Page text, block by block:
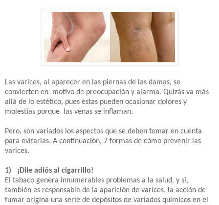
Las varices, al aparecer en las piernas de las damas, se
convierten en motivo de preocupación y alarma. Quizás va más
allá de lo estético, pues éstas pueden ocasionar dolores y
molestias porque las venas se inflaman.
Pero, son variados los aspectos que se deben tomar en cuenta
para evitarlas. A continuación, 7 formas de cómo prevenir las
varices.
1) ¡Dile adiós al cigarrillo!
El tabaco genera innumerables problemas a la salud, y sí,
también es responsable de la aparición de varices, la acción de
fumar origina una serie de depósitos de variados químicos en el